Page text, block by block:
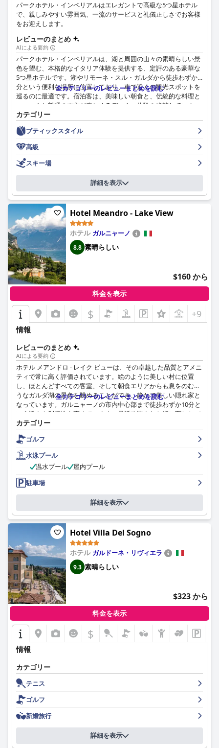
パークホテル・インペリアルはエレガントで高級な5つ星ホテル
で、親しみやすい雰囲気、一流のサービスと礼儀正しさでお客様
をお迎えします。
レビューのまとめ
AIによる要約
パークホテル・インペリアルは、湖と周囲の山々の素晴らしい景
色を望む、本格的なイタリア体験を提供する、定評のある豪華な
5つ星ホテルです。湖やリモーネ・スル・ガルダから徒歩わずか7
分という便利な場所に位置しており、車で近くの観光スポットを
巡るのに最適です。宿泊客は、美味しい朝食と、伝統的な料理と
ユニークな料理の両方が楽しめるディナー体験を絶賛していま
す。美しく快適で、清潔感のある客室には、エアコン、4Kテレ
ビ、快適なベッドなど、優れたアメニティが備わっています。ホ
テルスタッフはフレンドリーで親切で、いつも笑顔で対応してく
れます。ホテルのスパ施設は最高レベルで、多くのトリートメン
トが利用できます。プールエリアは、素晴らしい景色と豊富な座
席が用意された、格別な空間です。パークホテル・インペリアル
は、真に5つ星の評価に値する、贅沢な体験を求めるすべての人
にとって、ぜひ滞在すべきホテルです。
全カテゴリーのレビューまとめを読む
カテゴリー
ブティックスタイル
高級
スキー場
詳細を表示
Hotel Meandro - Lake View
ホテル ガルニャーノ
8.8 素晴らしい
$160 から
料金を表示
$ +9
情報
レビューのまとめ
AIによる要約
ホテル メアンドロ - レイク ビューは、その卓越した品質とアメニ
ティで常に高く評価されています。絵のように美しい村に位置
し、ほとんどすべての客室、そして朝食エリアからも息をのむよ
うなガルダ湖の景色を眺めることができ、静かで美しい隠れ家と
なっています。ガルニャーノの市内中心部まで徒歩わずか10分と
いう近さも利便性を高めています。最近改装された湖に面したバ
ルコニー付きの客室は、モダンな快適さと息を呑むような自然の
美しさを兼ね備えています。予約済みの駐車場設備により、煩わ
しさのない到着と出発が可能です。
ホテル メアンドロでの朝食体験は、素晴らしい、最高、そして街
で一番と評されるほど際立っています。温かい料理や新鮮な蜂蜜
など、豊富で種類豊富な美味しい料理がゲストに高く評価されて
います。朝食中の美しい景色は食事をさらに楽しいものにし、朝
食スタッフからの称賛に値するサービスがポジティブな体験を高
ホテル内のレストランでのディナーは、一般的に好評で、質の高
い料理やクレームブリュレなどの特定の料理を楽しんでいます。
レストランは少し過大評価され、高価だと感じる人もいました
が、全体的な意見としては、優れたサービスと美味しい料理のお
かげで、食事体験は価値があるということです。
ホテル メアンドロの改装されたばかりの客室は、その美しさ、清
潔さ、設備、そして並外れた湖の景色によってもたらされる静け
さで、高い評価を得ています。快適で広々としたベッドは、高い
枕についての言及がいくつかあるにもかかわらず、安らかな滞在
ホテル メアンドロのスタッフは、そのフレンドリーさ、親切さ、
素晴らしいサービスで繰り返し高い評価を得ており、ゲストは滞
在中ずっと歓迎されていると感じ、手厚いケアを受けていると感
じています。
ホテル内のプールは、清潔さと整備された状態が高く評価されて
おり、ハイライトとなっています。ゲストは無料で使用できるこ
とを楽しみ、プールを素敵で美しいと表現し、サウナという贅沢
ホテル メアンドロの駐車場設備は、予約済みの広々とした屋根付
き駐車場がセキュリティと利便性を提供し、全体的なゲスト エク
スペリエンスを大幅に向上させている点で高く評価されていま
全カテゴリーのレビューまとめを読む
カテゴリー
ゴルフ
水泳プール
温水プール
屋内プール
駐車場
詳細を表示
Hotel Villa Del Sogno
ホテル ガルドーネ・リヴィエラ
9.3 素晴らしい
$323 から
料金を表示
$
情報
カテゴリー
テニス
ゴルフ
新婚旅行
詳細を表示